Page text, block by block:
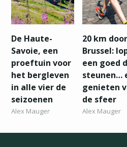
De Haute-
Savoie, een
proeftuin voor
het bergleven
in alle vier de
seizoenen
Alex Mauger
20 km door
Brussel:
een goed
steunen…
genieten
de sfeer
Alex Mauger